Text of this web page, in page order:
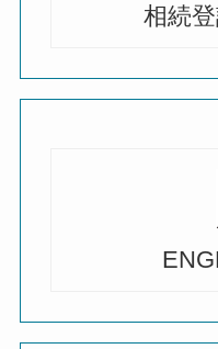
相続